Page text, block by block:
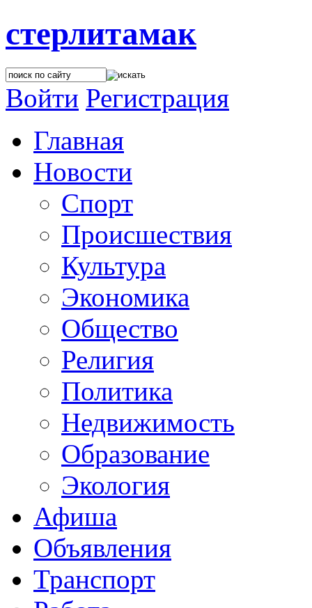
стерлитамак
Войти Регистрация
Главная
Новости
Спорт
Происшествия
Культура
Экономика
Общество
Религия
Политика
Недвижимость
Образование
Экология
Афиша
Объявления
Транспорт